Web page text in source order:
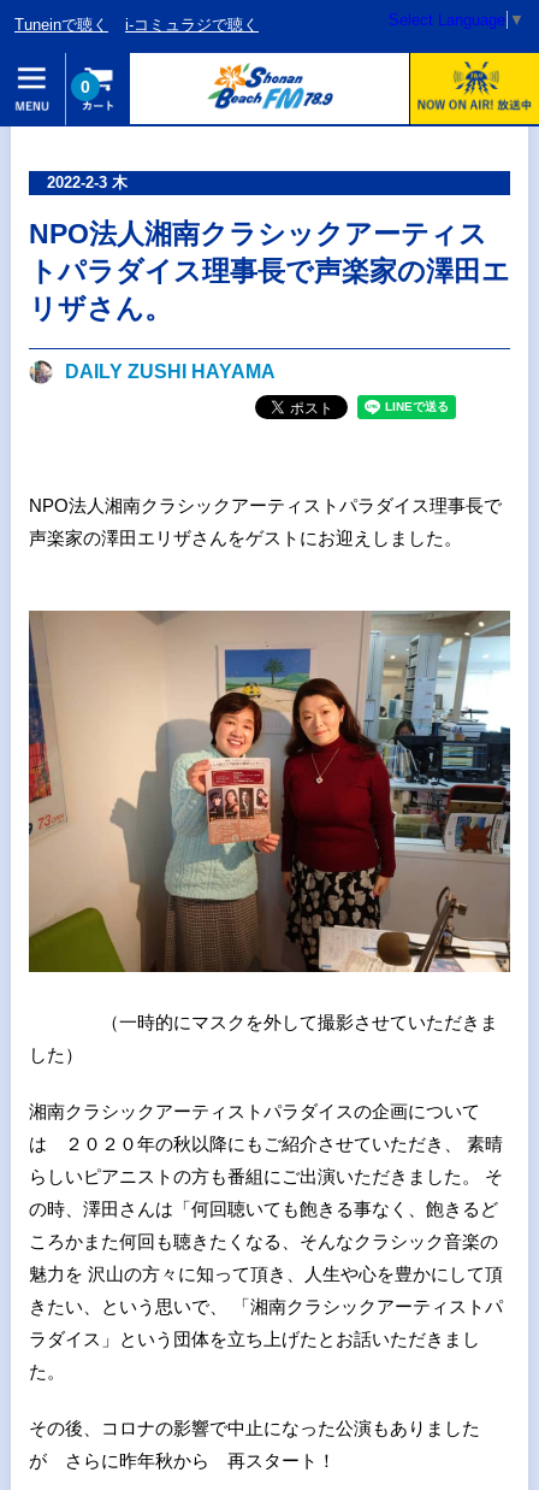
Tuneinで聴く i-コミュラジで聴く Select Language ▼
0
2022-2-3 木
NPO法人湘南クラシックアーティス
トパラダイス理事長で声楽家の澤田エ
リザさん。
DAILY ZUSHI HAYAMA
NPO法人湘南クラシックアーティストパラダイス理事長で
声楽家の澤田エリザさんをゲストにお迎えしました。
（一時的にマスクを外して撮影させていただきま
した）
湘南クラシックアーティストパラダイスの企画について
は ２０２０年の秋以降にもご紹介させていただき、 素晴
らしいピアニストの方も番組にご出演いただきました。 そ
の時、澤田さんは「何回聴いても飽きる事なく、飽きるど
ころかまた何回も聴きたくなる、そんなクラシック音楽の
魅力を 沢山の方々に知って頂き、人生や心を豊かにして頂
きたい、という思いで、 「湘南クラシックアーティストパ
ラダイス」という団体を立ち上げたとお話いただきまし
た。
その後、コロナの影響で中止になった公演もありました
が さらに昨年秋から 再スタート！